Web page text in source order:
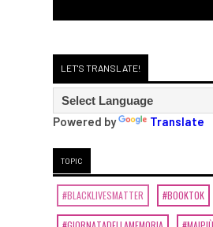
LET'S TRANSLATE!
Powered by Translate
TOPIC
#BLACKLIVESMATTER #BOOKTOK